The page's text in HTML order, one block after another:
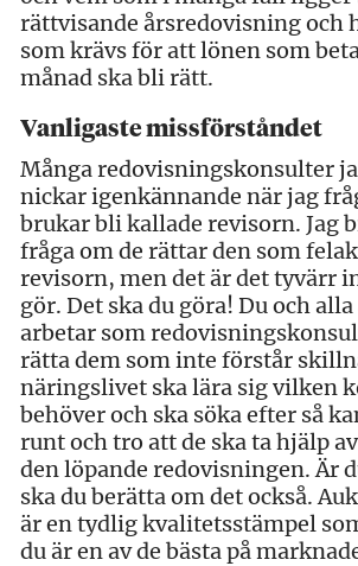
rättvisande årsredovisning och
som krävs för att lönen som
månad ska bli rätt.
Vanligaste missförståndet
Många redovisningskonsulter
nickar igenkännande när jag
brukar bli kallade revisorn. Jag
fråga om de rättar den som
revisorn, men det är det tyvärr
gör. Det ska du göra! Du och
arbetar som
rätta dem som inte förstår
näringslivet ska lära sig vilken
behöver och ska söka efter så
runt och tro att de ska ta hjälp
den löpande redovisningen. Är
ska du berätta om det också.
är en tydlig kvalitetsstämpel
du är en av de bästa på